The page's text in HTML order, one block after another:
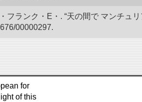
フランク・E・. “天の間で マンチュ
00000297.
for
of this